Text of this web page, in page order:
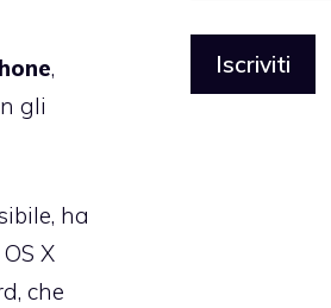
,
gli
ha
X
, che